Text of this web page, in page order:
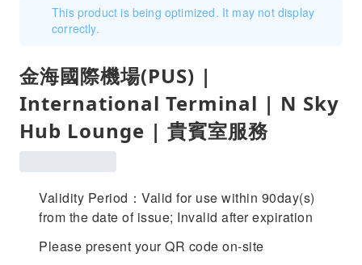
This product is being optimized. It may not display
correctly.
金海國際機場(PUS) |
International Terminal | N Sky
Hub Lounge | 貴賓室服務
Validity Period：Valid for use within 90day(s)
from the date of issue; Invalid after expiration
Please present your QR code on-site